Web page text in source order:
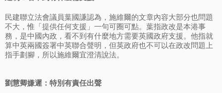
民建聯立法會議員葉國謙認為，施維爾的文章內容大部分也問題
不大，惟「提供任何支援」一句可圈可點。葉指政改是本港事
務，是中國內政，看不到有什麼地方需要英國政府支援。他指就
算中英兩國簽署中英聯合聲明，但英政府也不可以在政改問題上
指手劃腳，所以施維爾宜澄清說法。
劉慧卿嫌遲：特別有責任出聲